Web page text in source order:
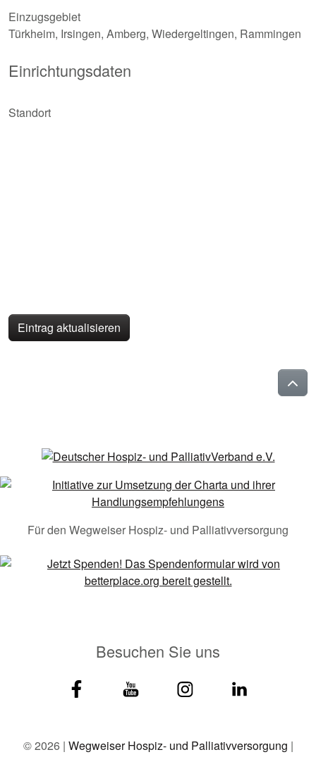
Einzugsgebiet
Türkheim, Irsingen, Amberg, Wiedergeltingen, Rammingen
Einrichtungsdaten
Standort
Eintrag aktualisieren
Für den Wegweiser Hospiz- und Palliativversorgung
Besuchen Sie uns
© 2026 | Wegweiser Hospiz- und Palliativversorgung |